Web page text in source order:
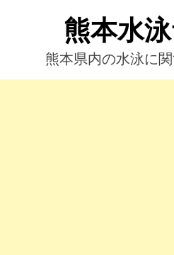
へ
熊本水
熊本県内の水泳に